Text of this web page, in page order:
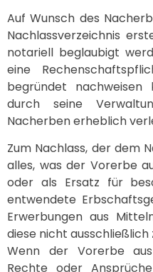
Auf Wunsch des
Nachlassverzeichnis
notariell beglaubigt
eine
begründet
durch seine
Nacherben erheblich
Zum Nachlass, der dem
alles, was der Vorerbe
oder als Ersatz für
entwendete
Erwerbungen aus
diese nicht ausschließlich
Wenn der Vorerbe
Rechte oder